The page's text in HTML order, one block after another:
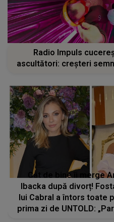
Radio Impuls
ascultători: creșteri
Cât de bine îi merge
Ibacka după divorț!
lui Cabral a întors toate
prima zi de UNTOLD: